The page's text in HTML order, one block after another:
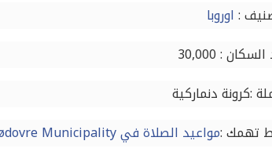
: اوروبا
: 30,000
:كرونة دنماركية
تهمك :مواعيد الصلاة في Rødovre Municipality